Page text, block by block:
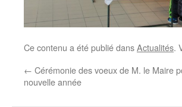
Ce contenu a été publié dansActualités.
← Cérémonie des voeux de M. le Maire
nouvelle année